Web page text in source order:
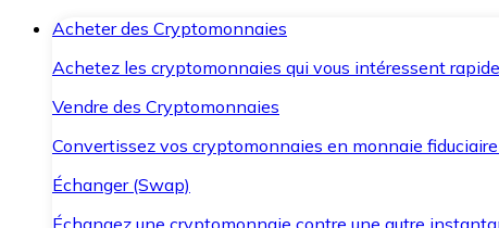
Acheter des Cryptomonnaies
Achetez les cryptomonnaies qui vous intéressent
Vendre des Cryptomonnaies
Convertissez vos cryptomonnaies en monnaie
Échanger (Swap)
Échangez une cryptomonnaie contre une autre